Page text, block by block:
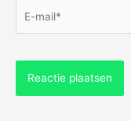
mail*